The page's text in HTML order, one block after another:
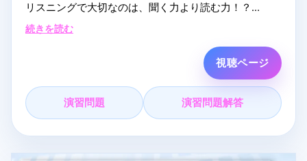
リスニングで大切なのは、聞く力より読む力！？
高校入試を意識したリスニング問題演習にたっぷり取
長文読解にも挑戦するかも…？とにかく問題にたくさん
▼ オンライン塾まなVっと！
自宅から参加できるオンライン塾です。夏期講習はク
続きを読む
視聴ページ
演習問題 演習問題解答